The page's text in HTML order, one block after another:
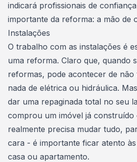
indicará profissionais de
importante da reforma: a mão de
Instalações
O trabalho com as instalações é
uma reforma. Claro que, quando
reformas, pode acontecer de não
nada de elétrica ou hidráulica.
dar uma repaginada total no seu
comprou um imóvel já construído
realmente precisa mudar tudo,
cara - é importante ficar atento
casa ou apartamento.